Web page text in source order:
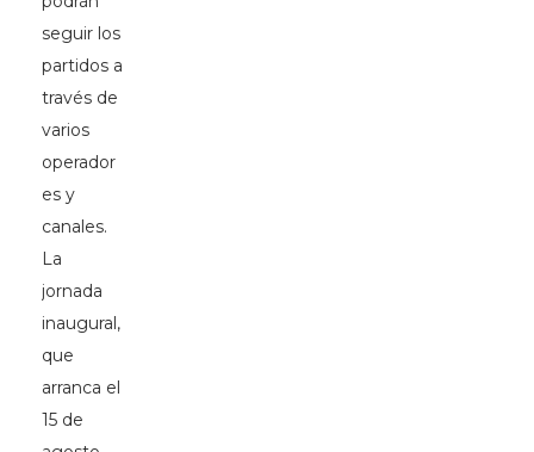
seguir los
partidos a
través de
varios
operador
es y
canales.
La
jornada
inaugural,
que
arranca el
15 de